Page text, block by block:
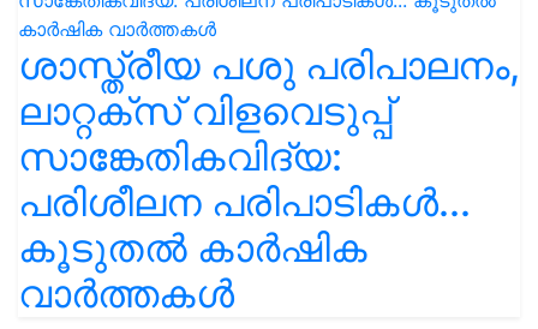
ശാസ്ത്രീയ പശു പരിപാലനം,
ലാറ്റക്സ് വിളവെടുപ്പ്
സാങ്കേതികവിദ്യ:
പരിശീലന പരിപാടികൾ...
കൂടുതൽ കാർഷിക
വാർത്തകൾ